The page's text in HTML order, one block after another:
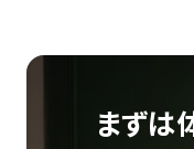
まずは